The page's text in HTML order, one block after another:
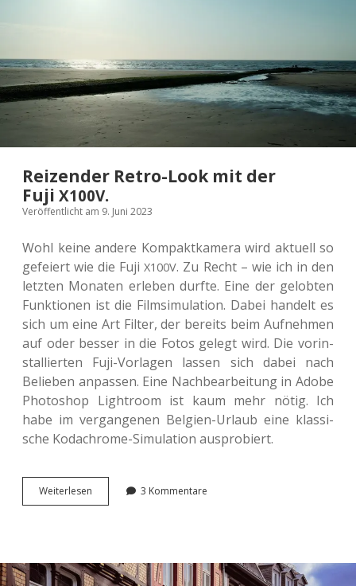
Reizender Retro-Look mit der
Fuji X100V.
Veröffentlicht am 9. Juni 2023
Wohl keine andere Kom­pakt­ka­me­ra wird aktu­ell so
gefei­ert wie die FujiX100V. Zu Recht – wie ich in den
letz­ten Mona­ten erle­ben durfte. Eine der gelob­ten
Funk­tio­nen ist die Film­si­mu­la­ti­on. Dabei han­delt es
sich um eine Art Filter, der bereits beim Auf­neh­men
auf oder besser in die Fotos gelegt wird. Die vor­in­
stal­lier­ten Fuji-Vor­la­gen lassen sich dabei nach
Belie­ben anpas­sen. Eine Nach­be­ar­bei­tung in Adobe
Pho­to­shop Ligh­t­room ist kaum mehr nötig. Ich
habe im ver­gan­ge­nen Bel­gi­en-Urlaub eine klas­si­
sche Kodach­ro­me-Simu­la­ti­on ausprobiert.
Wei­ter­le­sen
zen­
mit
der
3 Kommentare